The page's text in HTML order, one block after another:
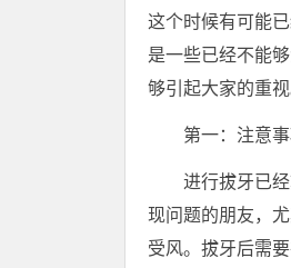
这个时候有可能
是一些已经不能
够引起大家的重视
第一：注意
进行拔牙已
现问题的朋友，
受风。拔牙后需